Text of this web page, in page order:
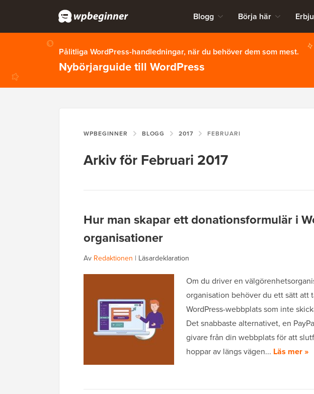
Blogg Börja här
Pålitliga WordPress-handledningar, när du behöver dem som mest.
Nybörjarguide till WordPress
WPBEGINNER BLOGG 2017 FEBRUARI
Arkiv för Februari 2017
Hur man skapar ett donationsformulär i
organisationer
Av Redaktionen | Läsardeklaration
Om du driver en
organisation behöver du ett sätt att
WordPress-webbplats som inte
Det snabbaste alternativet, en
givare från din webbplats för att
hoppar av längs vägen... Läs mer »